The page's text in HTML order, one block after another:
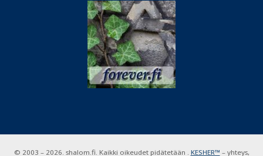
© 2003 – 2026. shalom.fi. Kaikki oikeudet pidätetään . KESHER™ – yhteys,